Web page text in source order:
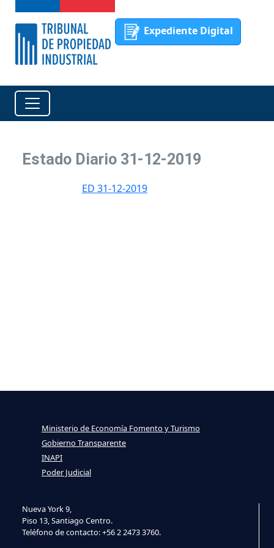
Expediente Digital
Estado Diario 31-12-2019
ED 31-12-2019
Nueva York 9,
Piso 13, Santiago Centro.
Teléfono de contacto: +56 2 2473 3760.
Ministerio de Economía Fomento y Turismo
Gobierno Transparente
INAPI
Poder Judicial